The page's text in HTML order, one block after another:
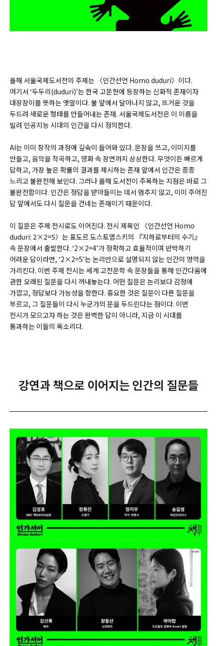
올해 서울국제도서전의 주제는 〈인간선언 Homo duduri〉이다.
여기서 ‘두두리(duduri)’는 한국 고문헌에 등장하는 신화적 존재이자
대장장이를 뜻하는 옛말이다. 불 앞에서 달아나지 않고, 뜨거운 것을
두드려 새로운 형태를 만들어내는 존재. 서울국제도서전은 이 이름을
빌려 인공지능 시대의 인간을 다시 정의한다.
AI는 이미 창작의 과정에 깊숙이 들어와 있다. 문장을 쓰고, 이미지를
만들고, 음악을 작곡하고, 영화 속 장면까지 상상한다. 무엇이든 빠르게
답하고, 가장 높은 확률의 결과를 제시하는 존재 앞에서 인간은 종종
느리고 불완전해 보인다. 그러나 올해 도서전이 주목하는 지점은 바로 그
불완전함이다. 인간은 정답을 받아들이는 데서 멈추지 않고, 이미 주어진
답 앞에서도 다시 질문을 건네는 존재이기 때문이다.
이 질문은 주제 전시로도 이어진다. 전시 제목인 〈인간선언 Homo
duduri: 2×2=5〉는 표도르 도스토옙스키의 『지하로부터의 수기』
속 문장에서 출발한다. ‘2×2=4’가 정확하고 효율적이며 반박하기
어려운 답이라면, ‘2×2=5’는 논리만으로 설명되지 않는 인간의 영역을
가리킨다. 이번 주제 전시는 세계 고전문학 속 문장들을 통해 인간다움에
관한 오래된 질문을 다시 꺼내놓는다. 어떤 질문은 논리보다 감정에
가깝고, 정답보다 가능성을 향한다. 중요한 것은 질문이 다른 질문을
부르고, 그 질문들이 다시 누군가의 문을 두드린다는 점이다. 이번
전시가 모으고자 하는 것은 완벽한 답이 아니라, 지금 이 시대를
통과하는 이들의 목소리다.
강연과 책으로 이어지는 인간의 질문들